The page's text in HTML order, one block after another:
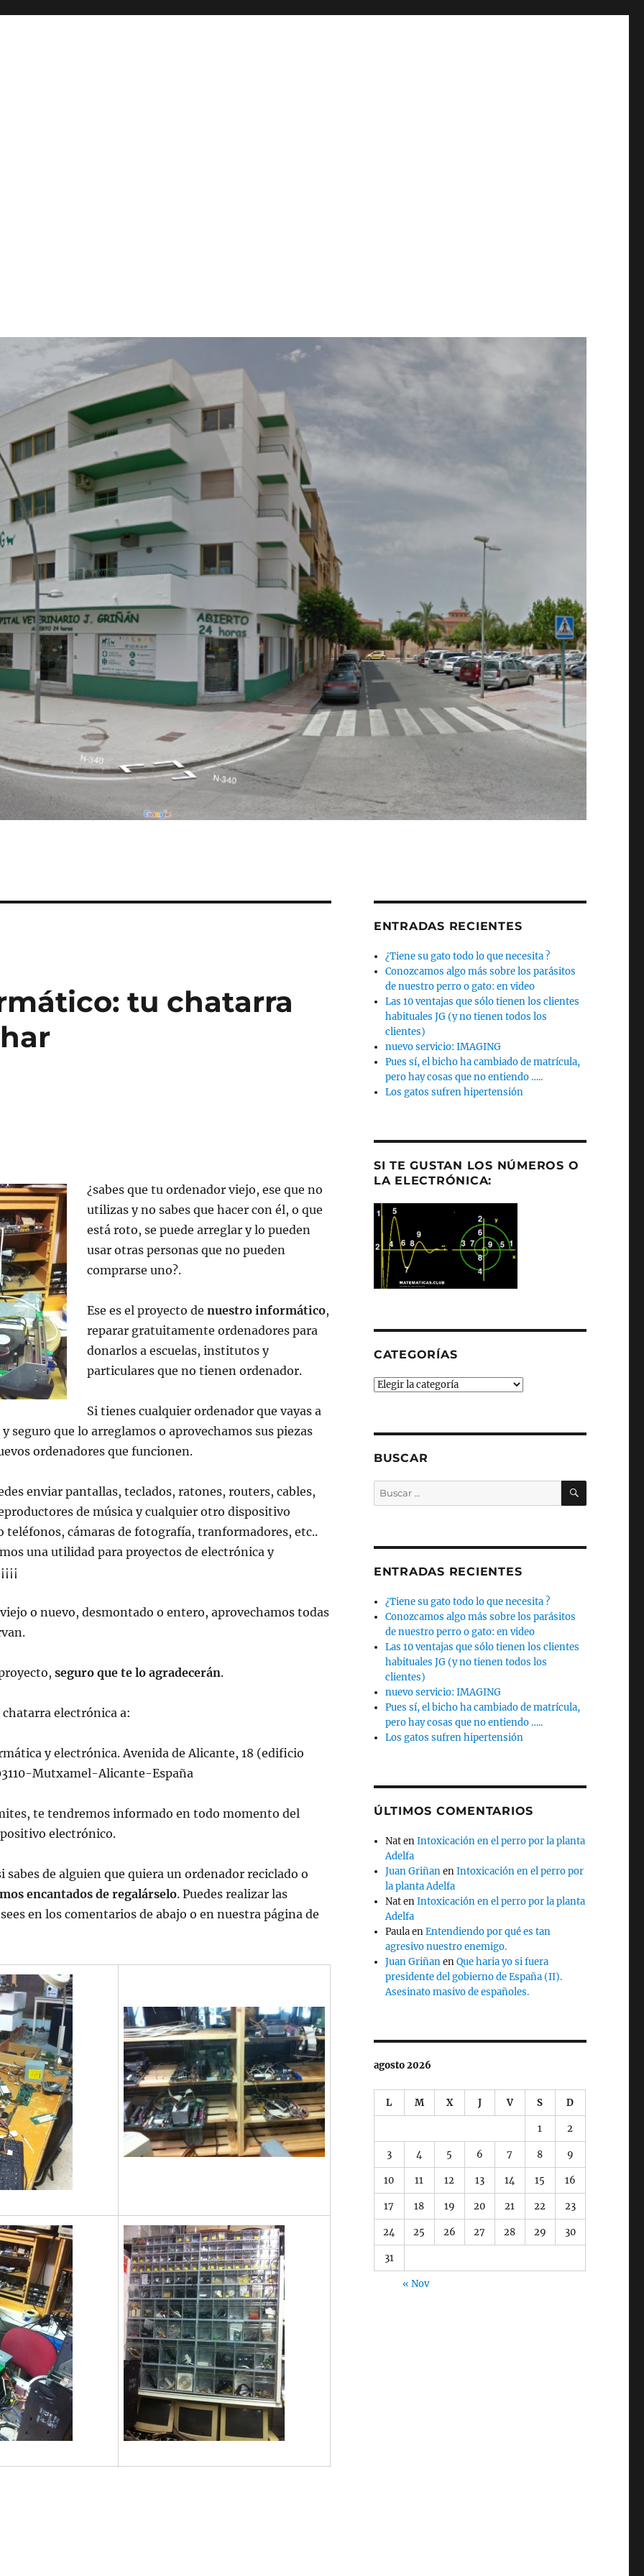
tu chatarra
¿sabes que tu ordenador viejo, ese que no
utilizas y no sabes que hacer con él, o que
está roto, se puede arreglar y lo pueden
usar otras personas que no pueden
comprarse uno?.
Ese es el proyecto de nuestro informático,
reparar gratuitamente ordenadores para
donarlos a escuelas, institutos y
particulares que no tienen ordenador.
Si tienes cualquier ordenador que vayas a
seguro que lo arreglamos o aprovechamos sus piezas
ordenadores que funcionen.
enviar pantallas, teclados, ratones, routers, cables,
de música y cualquier otro dispositivo
teléfonos, cámaras de fotografía, tranformadores, etc..
una utilidad para proyectos de electrónica y
o nuevo, desmontado o entero, aprovechamos todas
seguro que te lo agradecerán.
electrónica a:
y electrónica. Avenida de Alicante, 18 (edificio
Mutxamel-Alicante-España
te tendremos informado en todo momento del
electrónico.
sabes de alguien que quiera un ordenador reciclado o
encantados de regalárselo. Puedes realizar las
en los comentarios de abajo o en nuestra página de
ENTRADAS RECIENTES
¿Tiene su gato todo lo que necesita ?
Conozcamos algo más sobre los parásitos
de nuestro perro o gato: en video
Las 10 ventajas que sólo tienen los clientes
habituales JG (y no tienen todos los
clientes)
nuevo servicio: IMAGING
Pues sí, el bicho ha cambiado de matrícula,
pero hay cosas que no entiendo …..
Los gatos sufren hipertensión
SI TE GUSTAN LOS NÚMEROS O
LA ELECTRÓNICA:
CATEGORÍAS
Categorías
BUSCAR
Buscar
por:
BUSCAR
ENTRADAS RECIENTES
¿Tiene su gato todo lo que necesita ?
Conozcamos algo más sobre los parásitos
de nuestro perro o gato: en video
Las 10 ventajas que sólo tienen los clientes
habituales JG (y no tienen todos los
clientes)
nuevo servicio: IMAGING
Pues sí, el bicho ha cambiado de matrícula,
pero hay cosas que no entiendo …..
Los gatos sufren hipertensión
ÚLTIMOS COMENTARIOS
NatenIntoxicación en el perro por la planta
Adelfa
Juan GriñanenIntoxicación en el perro por
la planta Adelfa
NatenIntoxicación en el perro por la planta
Adelfa
PaulaenEntendiendo por qué es tan
agresivo nuestro enemigo.
Juan GriñanenQue haria yo si fuera
presidente del gobierno de España (II).
Asesinato masivo de españoles.
agosto 2026
L M X J V S D
1 2
3 4 5 6 7 8 9
10 11 12 13 14 15 16
17 18 19 20 21 22 23
24 25 26 27 28 29 30
31
« Nov